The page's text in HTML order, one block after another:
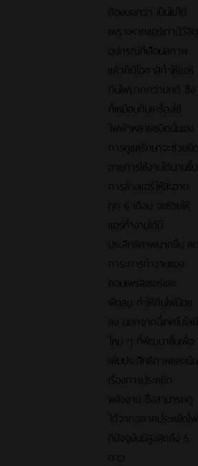
ต้องบอกว่า เป็นไปได้
เพราะหากแอร์เก่ามีวัสดุ
อุปกรณ์ที่เสื่อมสภาพ
แล้วก็มีโอกาสทำให้แอร์
กินไฟมากกว่าปกติ ซึ่ง
ก็เหมือนกับเครื่องใช้
ไฟฟ้าหลายชนิดนั่นเอง
การดูแลรักษาจะช่วยยืด
อายุการใช้งานได้นานขึ้น
การล้างแอร์ให้สะอาด
ทุก 6 เดือน จะช่วยให้
แอร์ทำงานได้มี
ประสิทธิภาพมากขึ้น ลด
ภาระการทำงานของ
คอมเพรสเซอร์และ
พัดลม ทำให้กินไฟน้อย
ลง นอกจากนี้เทคโนโลยี
ใหม่ ๆ ที่พัฒนาขึ้นเพื่อ
เพิ่มประสิทธิภาพและเน้น
เรื่องการประหยัด
พลังงาน ซึ่งสามารถดู
ได้จากฉลากประหยัดไฟ
ที่ปัจจุบันมีสูงสุดถึง 5
ดาว